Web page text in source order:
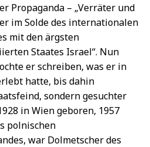
Propaganda – „Verräter und
im Solde des internationalen
mit den ärgsten
Staates Israel“. Nun
er schreiben, was er in
hatte, bis dahin
sondern gesuchter
in Wien geboren, 1957
polnischen
war Dolmetscher des